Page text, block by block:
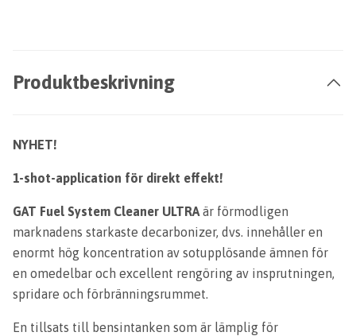
Produktbeskrivning
NYHET!
1-shot-application för direkt effekt!
GAT Fuel System Cleaner ULTRA är förmodligen
marknadens starkaste decarbonizer, dvs. innehåller en
enormt hög koncentration av sotupplösande ämnen för
en omedelbar och excellent rengöring av insprutningen,
spridare och förbränningsrummet.
En tillsats till bensintanken som är lämplig för